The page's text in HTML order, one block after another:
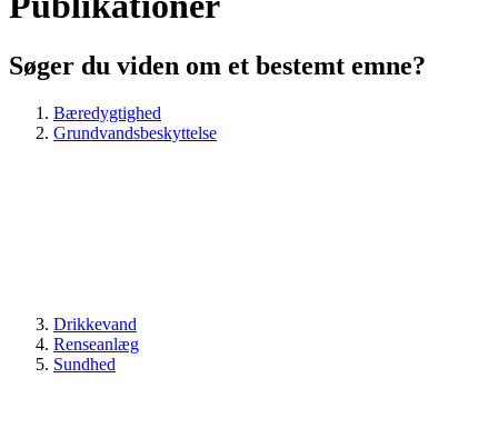
Søger du viden om et bestemt emne?
Bæredygtighed
Grundvandsbeskyttelse
Drikkevand
Renseanlæg
Sundhed